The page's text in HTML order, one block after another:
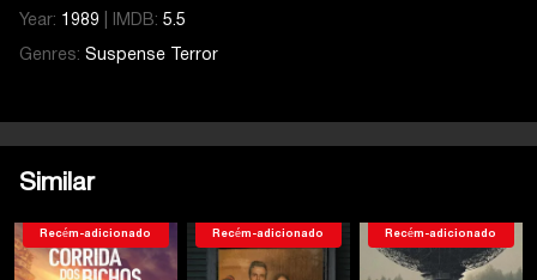
Year: 1989 IMDB: 5.5
Genres: Suspense Terror
Similar
Recém-adicionado Recém-adicionado Recém-adicionado